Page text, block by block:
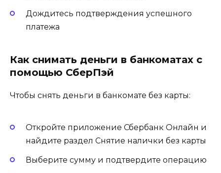
Дождитесь подтверждения успешного
платежа
Как снимать деньги в банкоматах с
помощью СберПэй
Чтобы снять деньги в банкомате без карты:
Откройте приложение Сбербанк Онлайн и
найдите раздел Снятие налички без карты
Выберите сумму и подтвердите операцию